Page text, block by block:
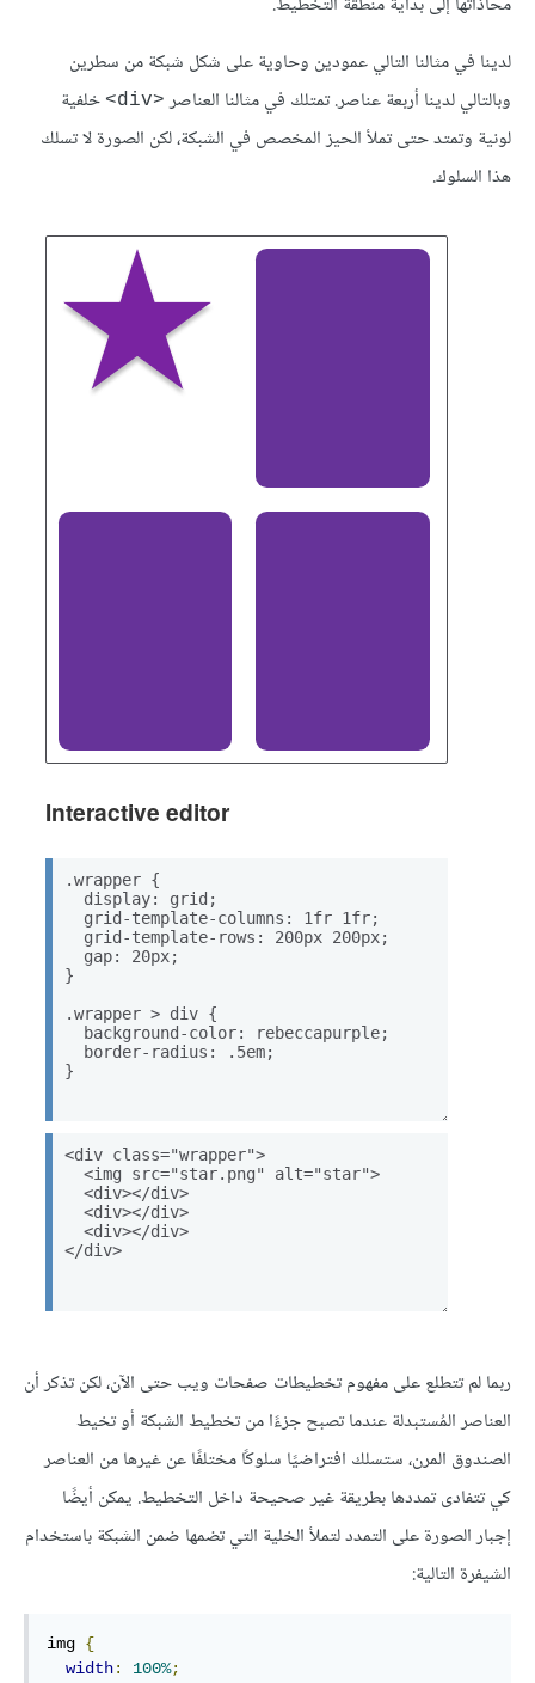
لدينا في مثالنا التالي عمودين وحاوية على شكل شبكة من سطرين
وبالتالي لدينا أربعة عناصر. تمتلك في مثالنا العناصر <div>
خلفية
لونية وتمتد حتى تملأ الحيز المخصص في الشبكة، لكن الصورة لا تسلك
هذا السلوك.
ربما لم تتطلع على مفهوم تخطيطات صفحات ويب حتى الآن، لكن تذكر أن
العناصر المُستبدلة عندما تصبح جزءًا من تخطيط الشبكة أو تخيط
الصندوق المرن، ستسلك افتراضيًا سلوكًا مختلفًا عن غيرها من العناصر
كي تتفادى تمددها بطريقة غير صحيحة داخل التخطيط. يمكن أيضًا
إجبار الصورة على التمدد لتملأ الخلية التي تضمها ضمن الشبكة باستخدام
الشيفرة التالية:
img {
width: 100%;